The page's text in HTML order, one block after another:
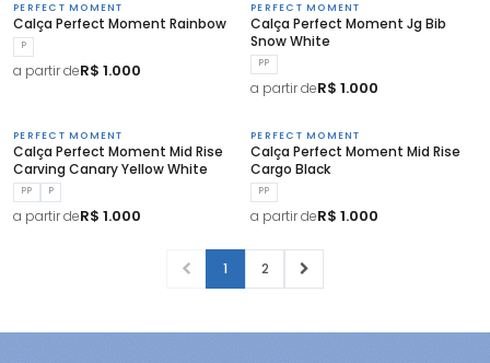
PERFECT MOMENT
Calça Perfect Moment Rainbow
P
a partir deR$ 1.000
PERFECT MOMENT
Calça Perfect Moment Jg Bib
Snow White
PP
a partir deR$ 1.000
PERFECT MOMENT
Calça Perfect Moment Mid Rise
Carving Canary Yellow White
PP P
a partir deR$ 1.000
PERFECT MOMENT
Calça Perfect Moment Mid Rise
Cargo Black
PP
a partir deR$ 1.000
1 2